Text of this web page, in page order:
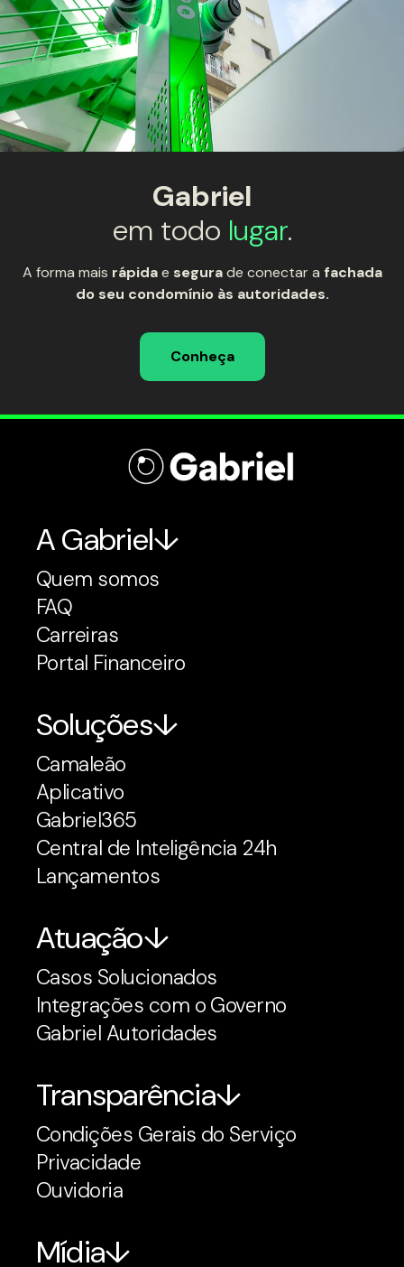
Gabriel
em todo lugar.
A forma mais rápidae segurade conectar a fachada
do seu condomínio às autoridades.
Conheça
A Gabriel
Quem somos
FAQ
Carreiras
Portal Financeiro
Soluções
Camaleão
Aplicativo
Gabriel365
Central de Inteligência 24h
Lançamentos
Atuação
Casos Solucionados
Integrações com o Governo
Gabriel Autoridades
Transparência
Condições Gerais do Serviço
Privacidade
Ouvidoria
Mídia